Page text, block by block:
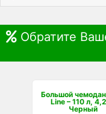
Обратите
Большой
Line – 110 л,
Черный